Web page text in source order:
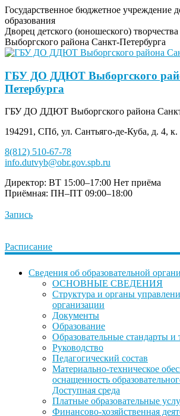
Государственное бюджетное учреждение
образования
Дворец детского (юношеского) творчества
Выборгского района Санкт-Петербурга
ГБУ ДО ДДЮТ Выборгского
Петербурга
ГБУ ДО ДДЮТ Выборгского района
194291, СПб, ул. Сантьяго-де-Куба, д. 4, к.
8(812) 510-67-78
info.dutvyb@obr.gov.spb.ru
Директор: ВТ 15:00–17:00 Нет приёма
Приёмная: ПН–ПТ 09:00–18:00
Запись
Расписание
Сведения об образовательной
ОСНОВНЫЕ СВЕДЕНИЯ
Структура и органы
организации
Документы
Образование
Образовательные стандарты и
Руководство
Педагогический состав
Материально-техническое
оснащенность
Доступная среда
Платные образовательные
Финансово-хозяйственная